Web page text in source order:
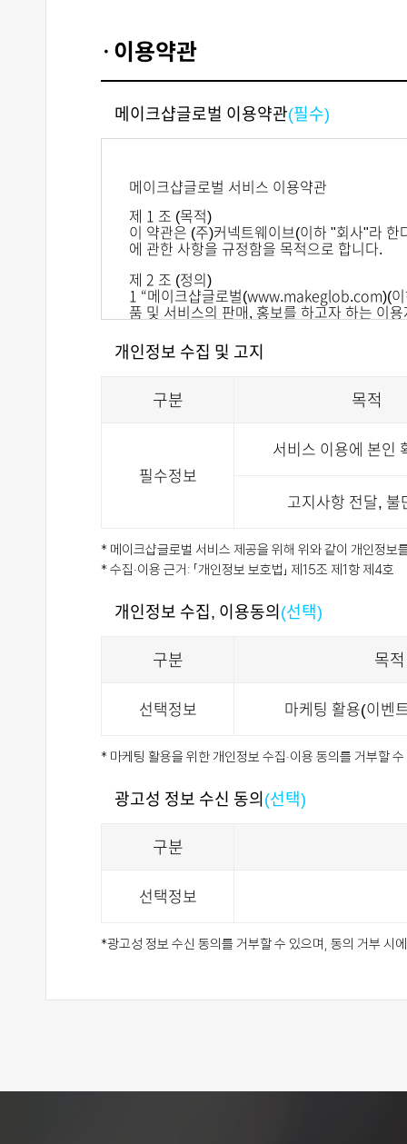
이용약관
메이크샵글로벌 이용약관(필수)
개인정보 수집 및 고지
구분 목적
필수정보
서비스 이용에 본인
고지사항 전달, 불
* 메이크샵글로벌 서비스 제공을 위해 위와 같이 개인정보
* 수집·이용 근거: 「개인정보 보호법」 제15조 제1항 제4호
개인정보 수집, 이용동의 (선택)
구분 목적
선택정보 마케팅 활용(이벤
* 마케팅 활용을 위한 개인정보 수집·이용 동의를 거부할
광고성 정보 수신 동의 (선택)
구분
선택정보
*광고성 정보 수신 동의를 거부할 수 있으며, 동의 거부 시